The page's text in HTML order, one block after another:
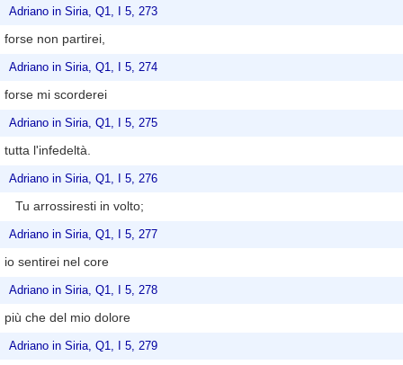
Adriano in Siria, Q1, I 5, 273
forse non partirei,
Adriano in Siria, Q1, I 5, 274
forse mi scorderei
Adriano in Siria, Q1, I 5, 275
tutta l'infedeltà.
Adriano in Siria, Q1, I 5, 276
Tu arrossiresti in volto;
Adriano in Siria, Q1, I 5, 277
io sentirei nel core
Adriano in Siria, Q1, I 5, 278
più che del mio dolore
Adriano in Siria, Q1, I 5, 279